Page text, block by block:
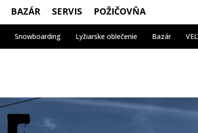
BAZÁR SERVIS POŽIČOVŇA
Snowboarding Lyžiarske oblečenie Bazár